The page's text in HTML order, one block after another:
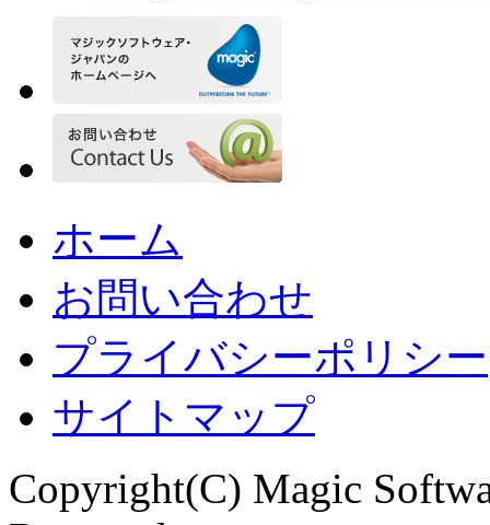
ホーム
お問い合わせ
プライバシーポリシー
サイトマップ
Copyright(C) Magic